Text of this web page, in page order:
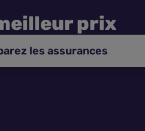
prix
les assurances